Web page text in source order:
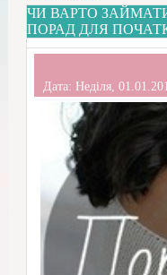
ЧИ ВАРТО
ПОРАД ДЛЯ
Дата: Неділя,